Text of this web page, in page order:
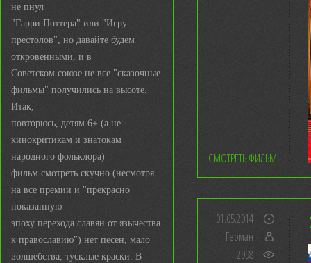
не пнул
"Гарри Поттера" или "Игру
престолов", но давайте будем
откровенными, и в
Советском союзе не все "сказочные
фильмы" получились на высоте.
Итак,
повторюсь, детям 6+ (а не
кинокритикам и знатокам
народного фольклора)
фильм смотреть скучно (несмотря
на все премии и "прекрасно
показанную
эпоху перехода славян от язычества
к православию") нет песен, мало
волшебства, тусклые краски. В
СМОТРЕТЬ ФИЛЬМ
01.05.2014
Герман
2998